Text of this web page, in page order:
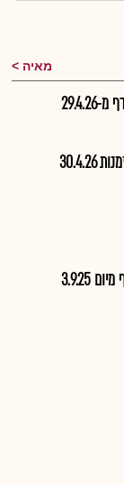
מאיה
3.9.25